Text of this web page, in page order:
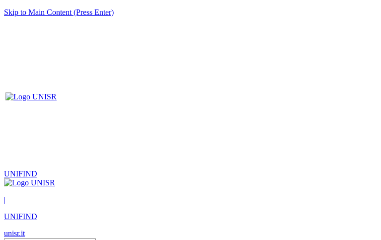
Skip to Main Content (Press Enter)
UNIFIND
|
UNIFIND
unisr.it